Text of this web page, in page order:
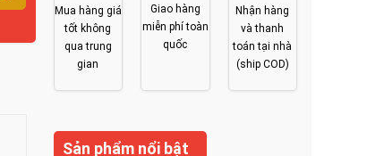
Mua hàng giá
tốt không
qua trung
gian
Giao hàng
miễn phí toàn
quốc
Nhận hàng
và thanh
toán tại nhà
(ship COD)
Sản phẩm nổi bật